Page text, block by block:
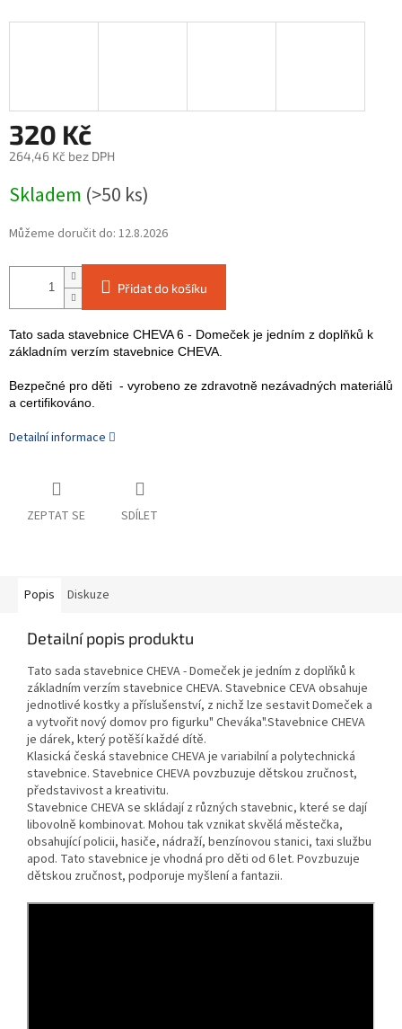
320 Kč
264,46 Kč bez DPH
cena:
Skladem (>50 ks)
Můžeme doručit do: 12.8.2026
Přidat do košíku
Tato sada stavebnice CHEVA 6 - Domeček je jedním z doplňků k
základním verzím stavebnice CHEVA.
Bezpečné pro děti - vyrobeno ze zdravotně nezávadných materiálů
a certifikováno.
Detailní informace
ZEPTAT SE SDÍLET
Popis Diskuze
Detailní popis produktu
Tato sada stavebnice CHEVA - Domeček je jedním z doplňků k
základním verzím stavebnice CHEVA. Stavebnice CEVA obsahuje
jednotlivé kostky a příslušenství, z nichž lze sestavit Domeček a
a vytvořit nový domov pro figurku" Cheváka".Stavebnice CHEVA
je dárek, který potěší každé dítě.
Klasická česká stavebnice CHEVA je variabilní a polytechnická
stavebnice. Stavebnice CHEVA povzbuzuje dětskou zručnost,
představivost a kreativitu.
Stavebnice CHEVA se skládají z různých stavebnic, které se dají
libovolně kombinovat. Mohou tak vznikat skvělá městečka,
obsahující policii, hasiče, nádraží, benzínovou stanici, taxi službu
apod. Tato stavebnice je vhodná pro děti od 6 let. Povzbuzuje
dětskou zručnost, podporuje myšlení a fantazii.